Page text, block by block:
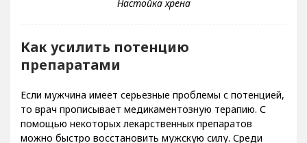
Как усилить потенцию
препаратами
Если мужчина имеет серьезные проблемы с потенцией,
то врач прописывает медикаментозную терапию. С
помощью некоторых лекарственных препаратов
можно быстро восстановить мужскую силу. Среди